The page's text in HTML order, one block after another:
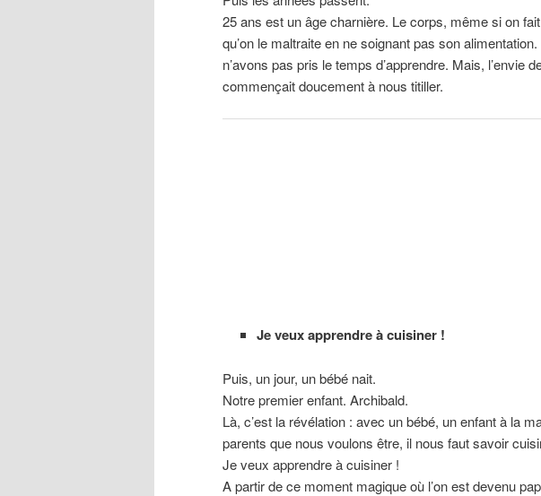
25 ans est un âge charnière. Le corps, même si on
qu’on le maltraite en ne soignant pas son
n’avons pas pris le temps d’apprendre. Mais, l’envie
commençait doucement à nous titiller.
Je veux apprendre à cuisiner !
Puis, un jour, un bébé nait.
Notre premier enfant. Archibald.
Là, c’est la révélation : avec un bébé, un enfant à la
parents que nous voulons être, il nous faut savoir
Je veux apprendre à cuisiner !
A partir de ce moment magique où l’on est devenu